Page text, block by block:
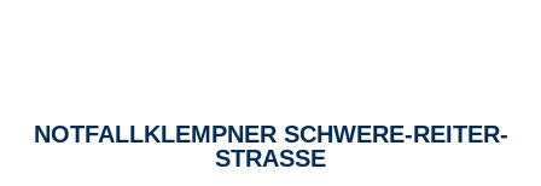
NOTFALLKLEMPNER SCHWERE-REITER-
STRASSE